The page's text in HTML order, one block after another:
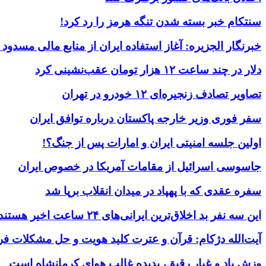
سنتکام خبر بسته شدن تنگه هرمز را رد کرد!
خبرنگار الجزیره: آغاز استفاده ایران از منابع مالی
دلار در چند ساعت ۱۲ هزار تومان عقب‌نشینی کرد
تصاویر تصادف زنجیره‌ای ۱۲ خودرو در تهران
سفر فوری وزیر خارجه پاکستان درباره توافق ایران
اولین جلسه امنیتی ایران و امارات پس از جنگ؟!
جاسوسی اسرائیل از مقامات آمریکا در خصوص ایران
سفره عقدی که با پهپاد در میدان انقلاب برپا شد
این سه نفر بد اخلاق‌ترین ایرانی‌های ۲۴ ساعت اخیر هستند
آیت‌الله دژکام: قرآن و عترت کلید هویت و حل مشکلات
وزش باد و غبار رقیق، پدیده غالب هوای کرمانشاه است